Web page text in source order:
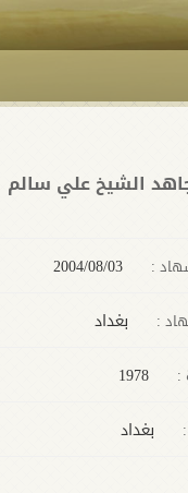
الشيخ علي سالم
:
: بغداد
:
بغداد